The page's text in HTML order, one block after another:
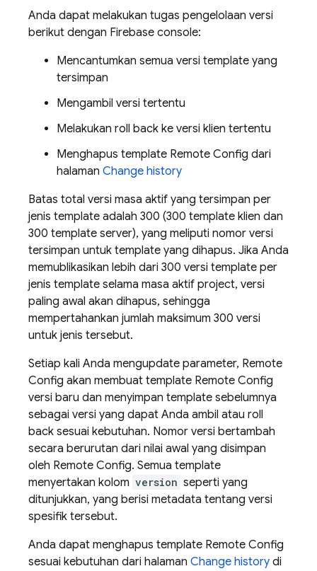
Anda dapat melakukan tugas pengelolaan versi
berikut dengan Firebase console:
Mencantumkan semua versi template yang
tersimpan
Mengambil versi tertentu
Melakukan roll back ke versi klien tertentu
Menghapus template Remote Config dari
halaman Change history
Batas total versi masa aktif yang tersimpan per
jenis template adalah 300 (300 template klien dan
300 template server), yang meliputi nomor versi
tersimpan untuk template yang dihapus. Jika Anda
memublikasikan lebih dari 300 versi template per
jenis template selama masa aktif project, versi
paling awal akan dihapus, sehingga
mempertahankan jumlah maksimum 300 versi
untuk jenis tersebut.
Setiap kali Anda mengupdate parameter, Remote
Config akan membuat template Remote Config
versi baru dan menyimpan template sebelumnya
sebagai versi yang dapat Anda ambil atau roll
back sesuai kebutuhan. Nomor versi bertambah
secara berurutan dari nilai awal yang disimpan
oleh Remote Config. Semua template
menyertakan kolom version seperti yang
ditunjukkan, yang berisi metadata tentang versi
spesifik tersebut.
Anda dapat menghapus template Remote Config
sesuai kebutuhan dari halaman Change history di